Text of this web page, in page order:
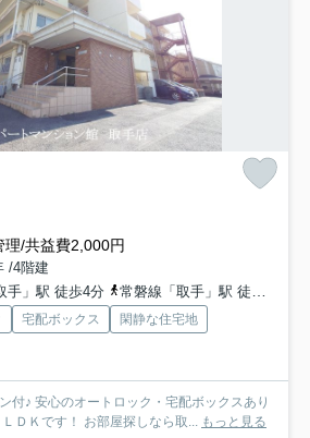
理/共益費2,000円
/4階建
手」駅 徒歩4分
常磐線「取手」駅 徒歩20分
宅配ボックス
閑静な住宅地
付♪ 安心のオートロック・宅配ボックスあり
ＤＫです！ お部屋探しなら取... もっと見る